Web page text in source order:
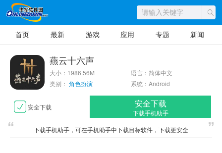
首页 最新 游戏 应用 专题 新闻
燕云十六声
大小：1986.56M
语言：简体中文
类别： 角色扮演 系统：Android
安全下载 安全下载
下载手机助手
下载手机助手，可在手机助手中下载目标软件，下载更安全